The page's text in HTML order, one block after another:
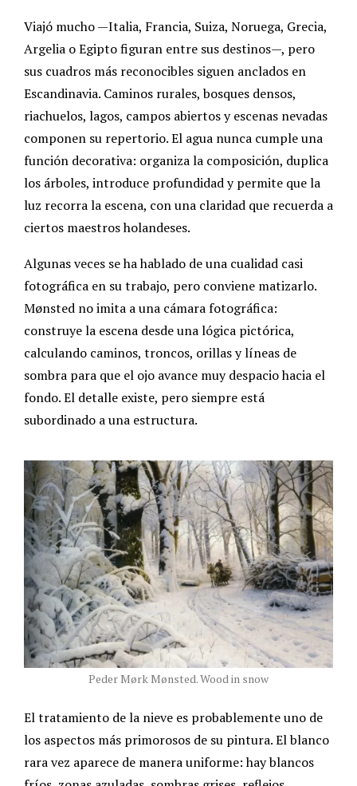
Viajó mucho —Italia, Francia, Suiza, Noruega, Grecia,
Argelia o Egipto figuran entre sus destinos—, pero
sus cuadros más reconocibles siguen anclados en
Escandinavia. Caminos rurales, bosques densos,
riachuelos, lagos, campos abiertos y escenas nevadas
componen su repertorio. El agua nunca cumple una
función decorativa: organiza la composición, duplica
los árboles, introduce profundidad y permite que la
luz recorra la escena, con una claridad que recuerda a
ciertos maestros holandeses.
Algunas veces se ha hablado de una cualidad casi
fotográfica en su trabajo, pero conviene matizarlo.
Mønsted no imita a una cámara fotográfica:
construye la escena desde una lógica pictórica,
calculando caminos, troncos, orillas y líneas de
sombra para que el ojo avance muy despacio hacia el
fondo. El detalle existe, pero siempre está
subordinado a una estructura.
Peder Mørk Mønsted. Wood in snow
El tratamiento de la nieve es probablemente uno de
los aspectos más primorosos de su pintura. El blanco
rara vez aparece de manera uniforme: hay blancos